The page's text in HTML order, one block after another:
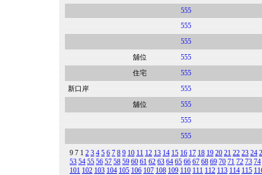
555
555
555
舖位
555
住宅
555
新口岸
555
舖位
555
555
555
9 712 3 4 5 6 7 8 9 10 11 12 13 14 15 16 17 18 19 20 21 22 23 24
53 54 55 56 57 58 59 60 61 62 63 64 65 66 67 68 69 70 71 72 73 74
101 102 103 104 105 106 107 108 109 110 111 112 113 114 115